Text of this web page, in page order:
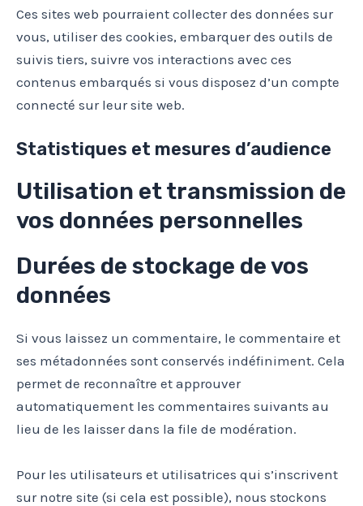
Ces sites web pourraient collecter des données sur
vous, utiliser des cookies, embarquer des outils de
suivis tiers, suivre vos interactions avec ces
contenus embarqués si vous disposez d’un compte
connecté sur leur site web.
Statistiques et mesures d’audience
Utilisation et transmission de
vos données personnelles
Durées de stockage de vos
données
Si vous laissez un commentaire, le commentaire et
ses métadonnées sont conservés indéfiniment. Cela
permet de reconnaître et approuver
automatiquement les commentaires suivants au
lieu de les laisser dans la file de modération.
Pour les utilisateurs et utilisatrices qui s’inscrivent
sur notre site (si cela est possible), nous stockons